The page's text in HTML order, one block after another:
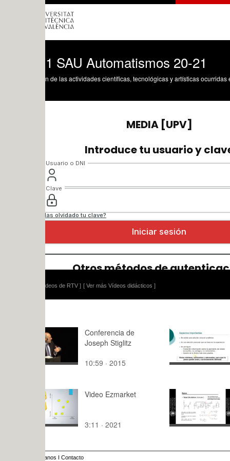
SAU Automatismos 20-21
de las actividades científicas, tecnológicas y artísticas ocurridas en los tres
[ Ver más Vídeos didácticos ]
Conferencia de
Joseph Stiglitz
10:59 · 2015
Selección
diédricas
9:45 · 2020
Video Ezmarket
3:11 · 2021 27:19 ·